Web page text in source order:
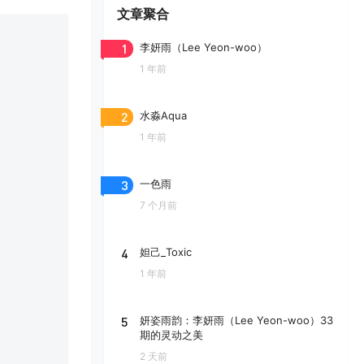
文章聚合
1 李妍雨（Lee Yeon-woo）
1 年前
2 水淼Aqua
1 年前
3 一色雨
7 个月前
4 妲己_Toxic
1 年前
5
妍姿雨韵：李妍雨（Lee Yeon-woo）33
期的灵动之美
2 天前